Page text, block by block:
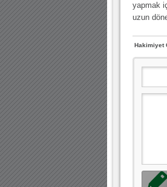
yapmak
uzun
Hakimiyet